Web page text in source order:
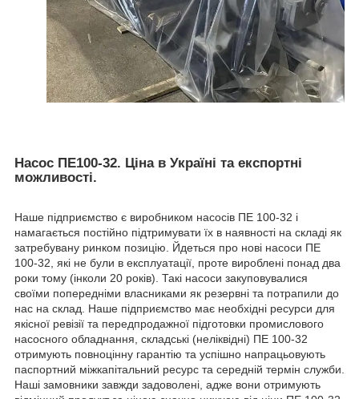
Насос ПЕ100-32. Ціна в Україні та експортні
можливості.
Наше підприємство є виробником насосів ПЕ 100-32 і
намагається постійно підтримувати їх в наявності на складі як
затребувану ринком позицію. Йдеться про нові насоси ПЕ
100-32, які не були в експлуатації, проте вироблені понад два
роки тому (інколи 20 років). Такі насоси закуповувалися
своїми попередніми власниками як резервні та потрапили до
нас на склад. Наше підприємство має необхідні ресурси для
якісної ревізії та передпродажної підготовки промислового
насосного обладнання, складські (неліквідні) ПЕ 100-32
отримують повноцінну гарантію та успішно напрацьовують
паспортний міжкапітальний ресурс та середній термін служби.
Наші замовники завжди задоволені, адже вони отримують